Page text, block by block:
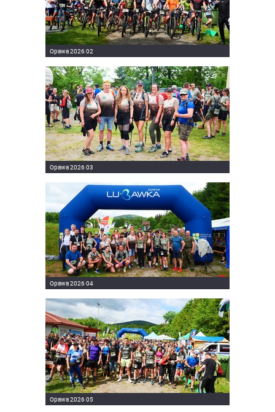
Opawa 2026 02
Opawa 2026 03
Opawa 2026 04
Opawa 2026 05